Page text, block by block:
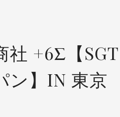
社 +6Σ【SGT
ン】IN 東京